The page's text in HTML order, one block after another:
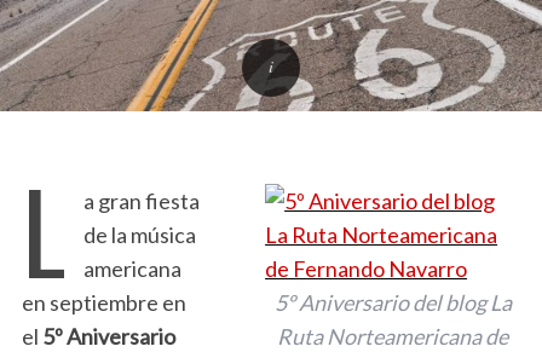
5º Aniversario del blog La
Ruta Norteamericana de
L
a gran fiesta
de la música
americana
en septiembre en
el 5º Aniversario